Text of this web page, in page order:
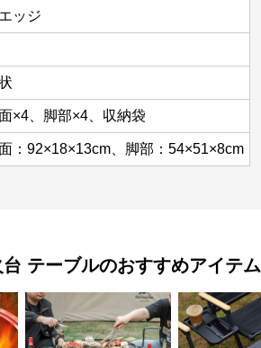
ッジ
×4、脚部×4、収納袋
：92×18×13cm、脚部：54×51×8cm
テーブルのおすすめアイテム